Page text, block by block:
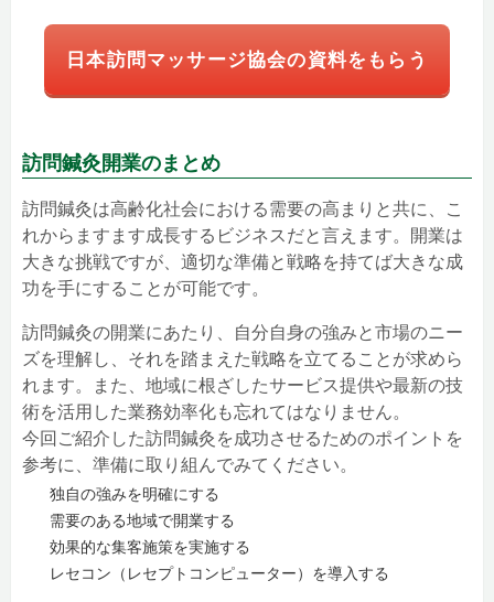
日本訪問マッサージ協会の資料をもらう
訪問鍼灸開業のまとめ
訪問鍼灸は高齢化社会における需要の高まりと共に、こ
れからますます成長するビジネスだと言えます。開業は
大きな挑戦ですが、適切な準備と戦略を持てば大きな成
功を手にすることが可能です。
訪問鍼灸の開業にあたり、自分自身の強みと市場のニー
ズを理解し、それを踏まえた戦略を立てることが求めら
れます。また、地域に根ざしたサービス提供や最新の技
術を活用した業務効率化も忘れてはなりません。
今回ご紹介した訪問鍼灸を成功させるためのポイントを
参考に、準備に取り組んでみてください。
独自の強みを明確にする
需要のある地域で開業する
効果的な集客施策を実施する
レセコン（レセプトコンピューター）を導入する